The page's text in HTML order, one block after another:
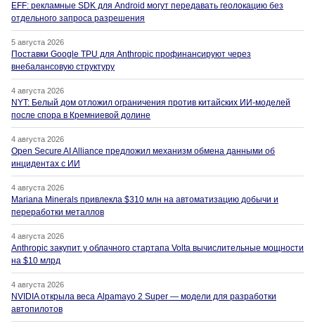
EFF: рекламные SDK для Android могут передавать геолокацию без
отдельного запроса разрешения
5 августа 2026
Поставки Google TPU для Anthropic профинансируют через
внебалансовую структуру
4 августа 2026
NYT: Белый дом отложил ограничения против китайских ИИ-моделей
после спора в Кремниевой долине
4 августа 2026
Open Secure AI Alliance предложил механизм обмена данными об
инцидентах с ИИ
4 августа 2026
Mariana Minerals привлекла $310 млн на автоматизацию добычи и
переработки металлов
4 августа 2026
Anthropic закупит у облачного стартапа Volta вычислительные мощности
на $10 млрд
4 августа 2026
NVIDIA открыла веса Alpamayo 2 Super — модели для разработки
автопилотов